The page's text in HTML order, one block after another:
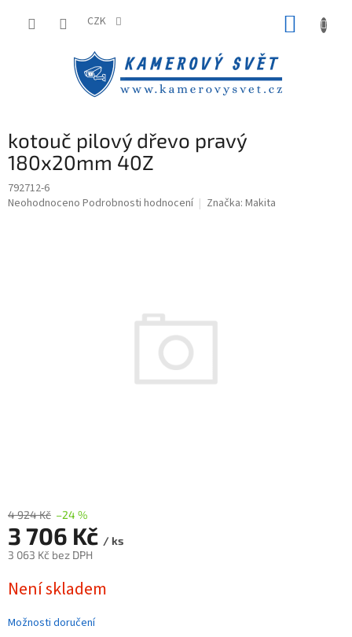
CZK
kotouč pilový dřevo pravý
180x20mm 40Z
792712-6
Průměrné
Neohodnoceno Podrobnosti hodnocení Značka: Makita
4 924 Kč –24 %
3 706 Kč / ks
3 063 Kč bez DPH
cena:
Není skladem
Možnosti doručení